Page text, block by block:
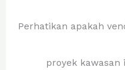
Perhatikan apakah
proyek kawasan